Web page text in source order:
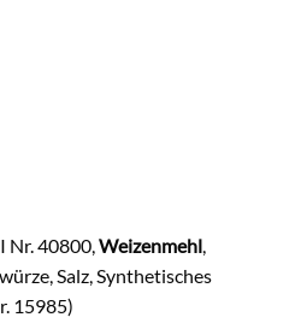
Nr. 40800,Weizenmehl,
Salz, Synthetisches
15985)